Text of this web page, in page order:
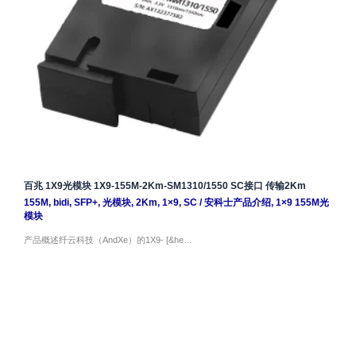
百兆 1X9光模块 1X9-155M-2Km-SM1310/1550 SC接口 传输2Km
155M, bidi, SFP+, 光模块, 2Km, 1×9, SC/安科士产品介绍, 1×9 155M光
模块
产品概述纤云科技（AndXe）的1X9- [&he…